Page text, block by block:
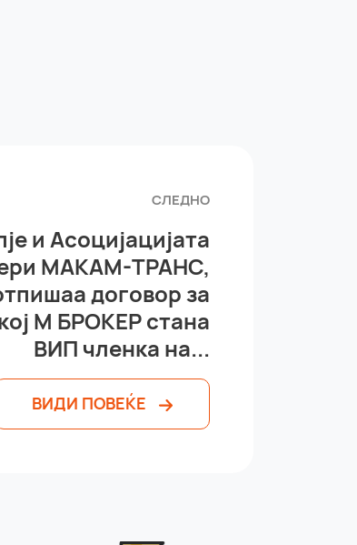
СЛЕДНО
и Асоцијацијата
МАКАМ-ТРАНС,
договор за
М БРОКЕР стана
ВИП членка на...
ВИДИ ПОВЕЌЕ